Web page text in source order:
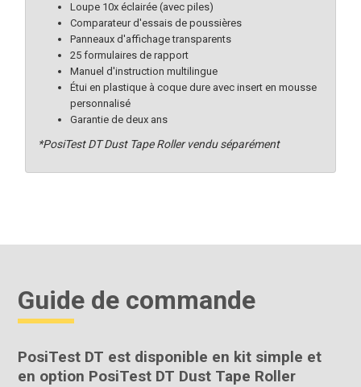
Loupe 10x éclairée (avec piles)
Comparateur d'essais de poussières
Panneaux d'affichage transparents
25 formulaires de rapport
Manuel d'instruction multilingue
Étui en plastique à coque dure avec insert en mousse
personnalisé
Garantie de deux ans
*PosiTest DT Dust Tape Roller vendu séparément
Guide de commande
PosiTest DT est disponible en kit simple et
en option PosiTest DT Dust Tape Roller